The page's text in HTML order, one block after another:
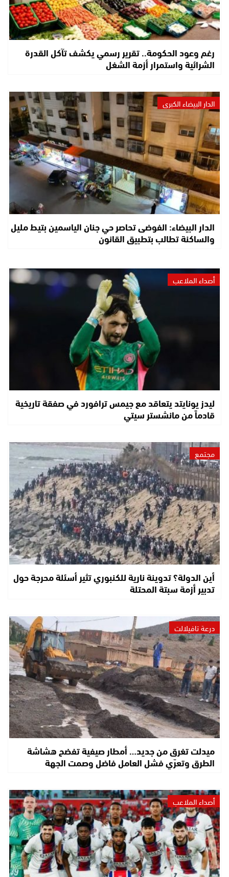
رغم وعود الحكومة.. تقرير رسمي يكشف تآكل القدرة
الشرائية واستمرار أزمة الشغل
الدار البيضاء الكبرى
الدار البيضاء: الفوضى تحاصر حي جنان الياسمين بتيط مليل
والساكنة تطالب بتطبيق القانون
أصداء الملاعب
ليدز يونايتد يتعاقد مع جيمس ترافورد في صفقة تاريخية
قادماً من مانشستر سيتي
مجتمع
أين الدولة؟ تدوينة نارية للكنبوري تثير أسئلة محرجة حول
تدبير أزمة سبتة المحتلة
درعة تافيلالت
ميدلت تغرق من جديد… أمطار صيفية تفضح هشاشة
الطرق وتعرّي فشل العامل فاضل وصمت الجهة
أصداء الملاعب